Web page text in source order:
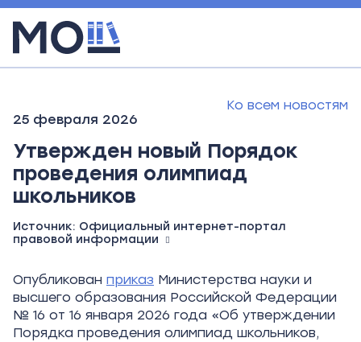
25 февраля 2026
Ко всем новостям
Утвержден новый Порядок
проведения олимпиад
школьников
Источник: Официальный интернет-портал
правовой информации
Опубликован приказ Министерства науки и
высшего образования Российской Федерации
№ 16 от 16 января 2026 года «Об утверждении
Порядка проведения олимпиад школьников,